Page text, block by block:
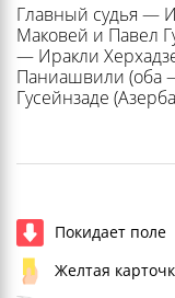
Главный судья —
Маковей и Павел
— Иракли
Паниашвили (оба
Гусейнзаде
Покидает поле
Желтая